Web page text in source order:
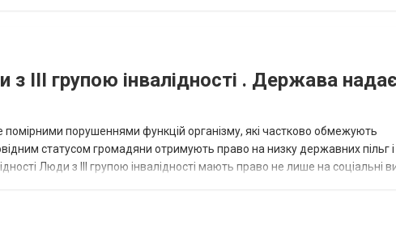
III групою інвалідності . Держава надає
помірними порушеннями функцій організму, які частково обмежують
статусом громадяни отримують право на низку державних пільг
Люди з III групою інвалідності мають право не лише на соціальні